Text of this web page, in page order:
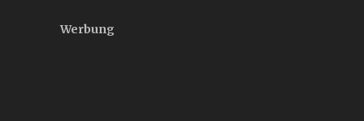
Werbung